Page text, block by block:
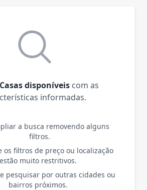
Casas disponíveis com as
informadas.
a busca removendo alguns
filtros.
os filtros de preço ou localização
estão muito restritivos.
pesquisar por outras cidades ou
bairros próximos.